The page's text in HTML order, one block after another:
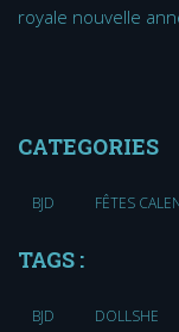
royale nouvelle
CATEGORIES
BJD FÊTES
TAGS :
BJD DOLLSHE